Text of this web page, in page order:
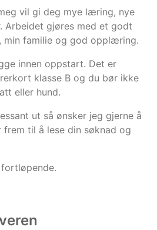
vil gi deg mye læring, nye
Arbeidet gjøres med et godt
min familie og god opplæring.
innen oppstart. Det er
klasse B og du bør ikke
eller hund.
ut så ønsker jeg gjerne å
frem til å lese din søknad og